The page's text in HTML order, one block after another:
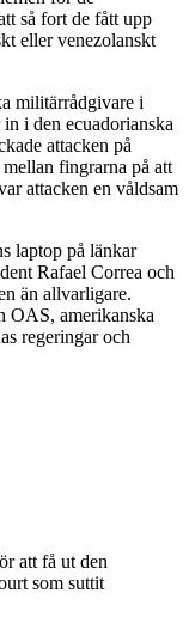
så fort de fått upp
eller venezolanskt
militärrådgivare i
i den ecuadorianska
attacken på
fingrarna på att
attacken en våldsam
laptop på länkar
Rafael Correa och
än allvarligare.
OAS, amerikanska
regeringar och
att få ut den
som suttit